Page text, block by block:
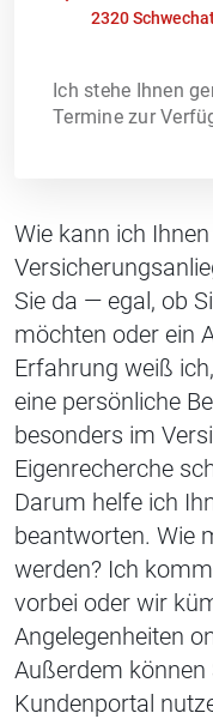
2320
Ich stehe Ihnen
Termine zur
Wie kann ich
Sie da — egal, ob
möchten oder ein
Erfahrung weiß
eine persönliche
besonders im
Eigenrecherche
Darum helfe ich
beantworten. Wie
werden? Ich
vorbei oder wir
Angelegenheiten
Außerdem können
Kundenportal